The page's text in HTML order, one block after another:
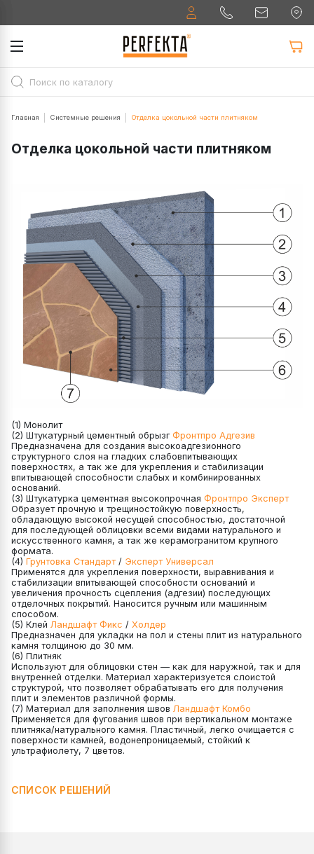
Главная Системные решения Отделка цокольной части плитняком
Отделка цокольной части плитняком
(1) Монолит
(2) Штукатурный цементный обрызг Фронтпро Адгезив
Предназначена для создания высокоадгезионного
структурного слоя на гладких слабовпитывающих
поверхностях, а так же для укрепления и стабилизации
впитывающей способности слабых и комбинированных
оснований.
(3) Штукатурка цементная высокопрочная Фронтпро Эксперт
Образует прочную и трещиностойкую поверхность,
обладающую высокой несущей способностью, достаточной
для последующей облицовки всеми видами натурального и
искусственного камня, а так же керамогранитом крупного
формата.
(4) Грунтовка Стандарт/ Эксперт Универсал
Применятся для укрепления поверхности, выравнивания и
стабилизации впитывающей способности оснований и
увеличения прочность сцепления (адгезии) последующих
отделочных покрытий. Наносится ручным или машинным
способом.
(5) Клей Ландшафт Фикс / Холдер
Предназначен для укладки на пол и стены плит из натурального
камня толщиною до 30 мм.
(6) Плитняк
Используют для облицовки стен — как для наружной, так и для
внутренней отделки. Материал характеризуется слоистой
структурой, что позволяет обрабатывать его для получения
плит и элементов различной формы.
(7) Материал для заполнения швов Ландшафт Комбо
Применяется для фугования швов при вертикальном монтаже
плитняка/натурального камня. Пластичный, легко очищается с
поверхности камней, водонепроницаемый, стойкий к
ультрафиолету, 7 цветов.
СПИСОК РЕШЕНИЙ